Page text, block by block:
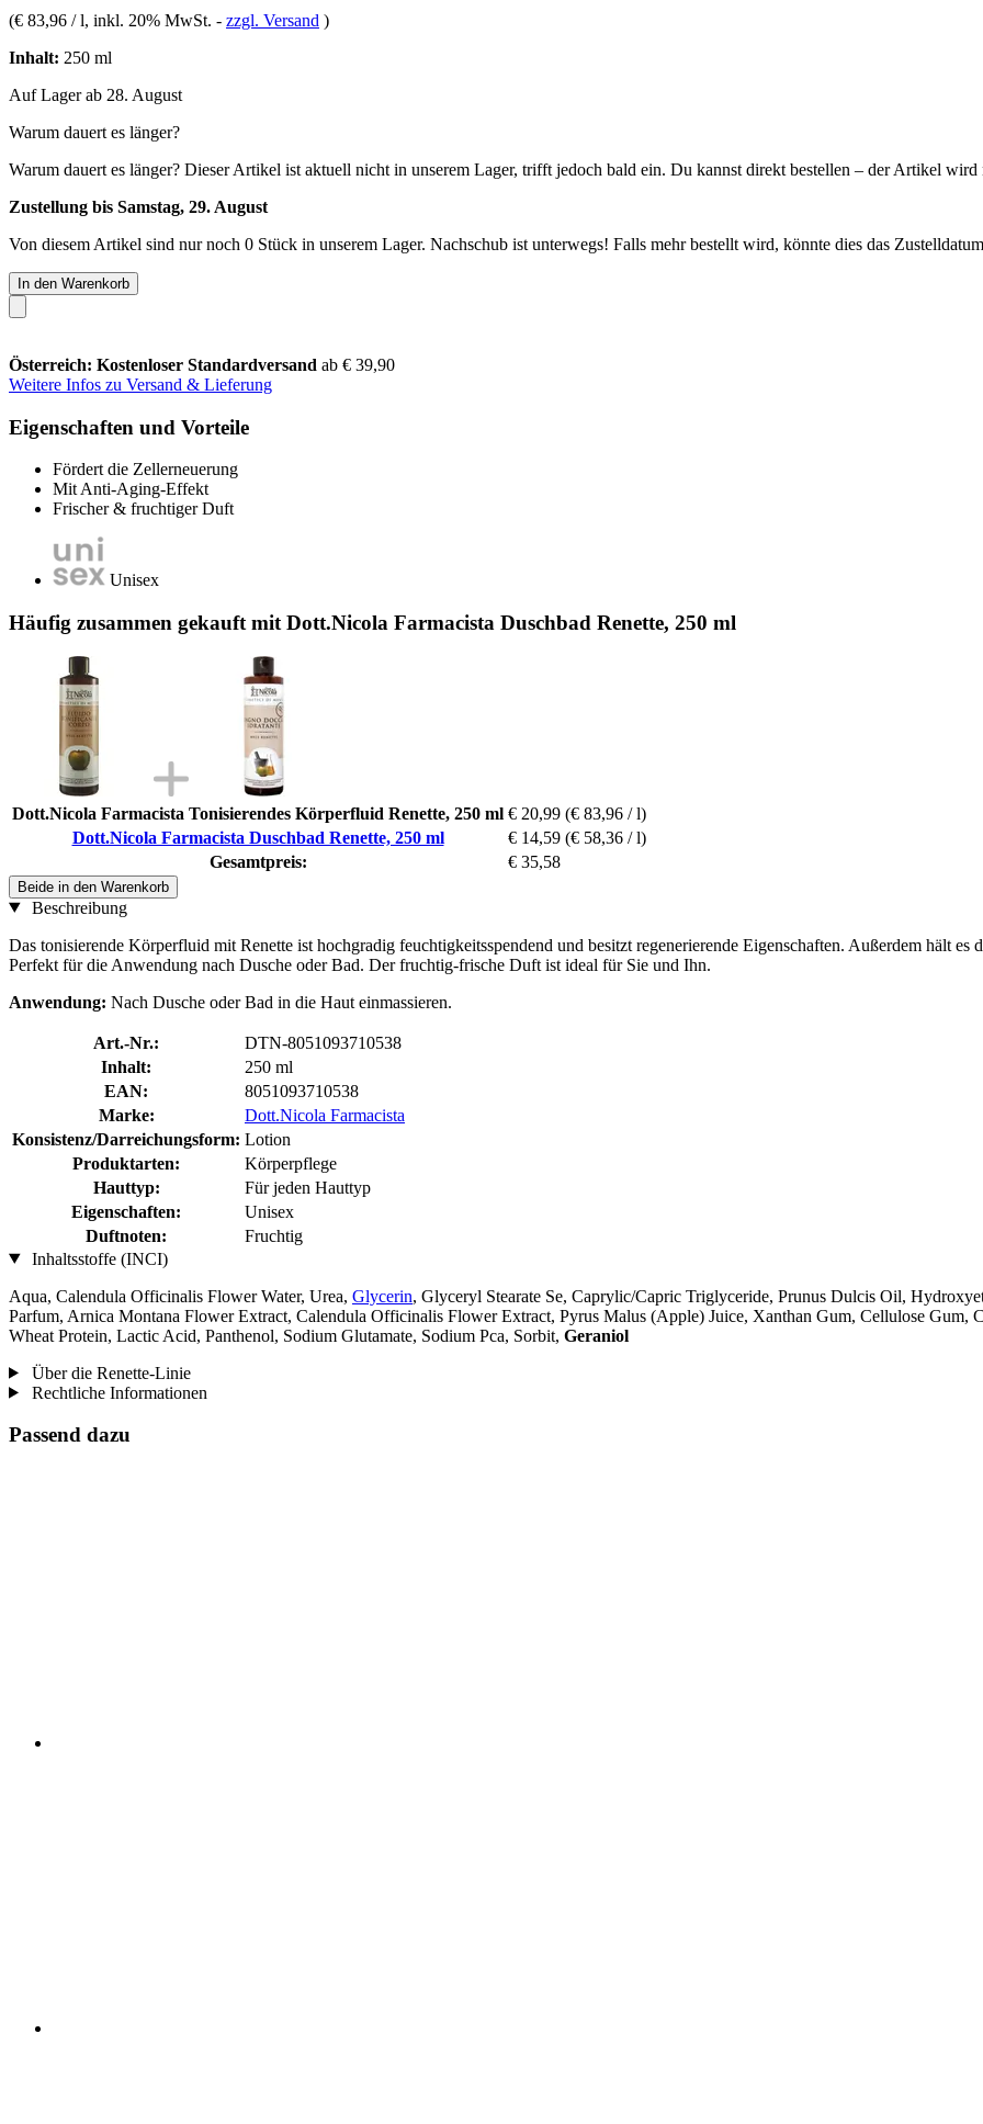
(€ 83,96 / l, inkl. 20% MwSt. - zzgl. Versand )
Inhalt: 250 ml
Auf Lager ab 28. August
Warum dauert es länger?
Warum dauert es länger? Dieser Artikel ist aktuell nicht in unserem Lager, trifft jedoch bald ein. Du kannst direkt bestellen – der Artikel wird
Zustellung bis Samstag, 29. August
Von diesem Artikel sind nur noch 0 Stück in unserem Lager. Nachschub ist unterwegs! Falls mehr bestellt wird, könnte dies das
In den Warenkorb
Österreich: Kostenloser Standardversand ab € 39,90
Weitere Infos zu Versand & Lieferung
Eigenschaften und Vorteile
Fördert die Zellerneuerung
Mit Anti-Aging-Effekt
Frischer & fruchtiger Duft
Unisex
Häufig zusammen gekauft mit Dott.Nicola Farmacista Duschbad Renette, 250 ml
Dott.Nicola Farmacista Tonisierendes Körperfluid Renette, 250 ml € 20,99 (€ 83,96 / l)
Dott.Nicola Farmacista Duschbad Renette, 250 ml
€ 14,59 (€ 58,36 / l)
Gesamtpreis:
€ 35,58
Beide in den Warenkorb
Beschreibung
Das tonisierende Körperfluid mit Renette ist hochgradig feuchtigkeitsspendend und besitzt regenerierende Eigenschaften. Außerdem hält
Perfekt für die Anwendung nach Dusche oder Bad. Der fruchtig-frische Duft ist ideal für Sie und Ihn.
Anwendung: Nach Dusche oder Bad in die Haut einmassieren.
Art.-Nr.:
DTN-8051093710538
Inhalt:
250 ml
EAN:
8051093710538
Marke:
Dott.Nicola Farmacista
Konsistenz/Darreichungsform: Lotion
Produktarten:
Körperpflege
Hauttyp:
Für jeden Hauttyp
Eigenschaften:
Unisex
Duftnoten:
Fruchtig
Inhaltsstoffe (INCI)
Aqua, Calendula Officinalis Flower Water, Urea, Glycerin, Glyceryl Stearate Se, Caprylic/Capric Triglyceride, Prunus Dulcis Oil,
Parfum, Arnica Montana Flower Extract, Calendula Officinalis Flower Extract, Pyrus Malus (Apple) Juice, Xanthan Gum, Cellulose
Wheat Protein, Lactic Acid, Panthenol, Sodium Glutamate, Sodium Pca, Sorbit, Geraniol
Über die Renette-Linie
Rechtliche Informationen
Passend dazu